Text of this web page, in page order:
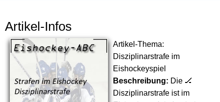
Artikel-Infos
Artikel-Thema:
Disziplinarstrafe im
Eishockeyspiel
Beschreibung: Die 🏒
Disziplinarstrafe ist im